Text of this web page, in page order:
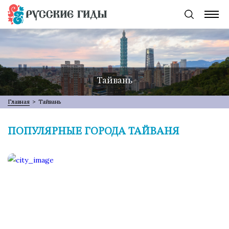
Тайвань
Главная > Тайвань
ПОПУЛЯРНЫЕ ГОРОДА ТАЙВАНЯ